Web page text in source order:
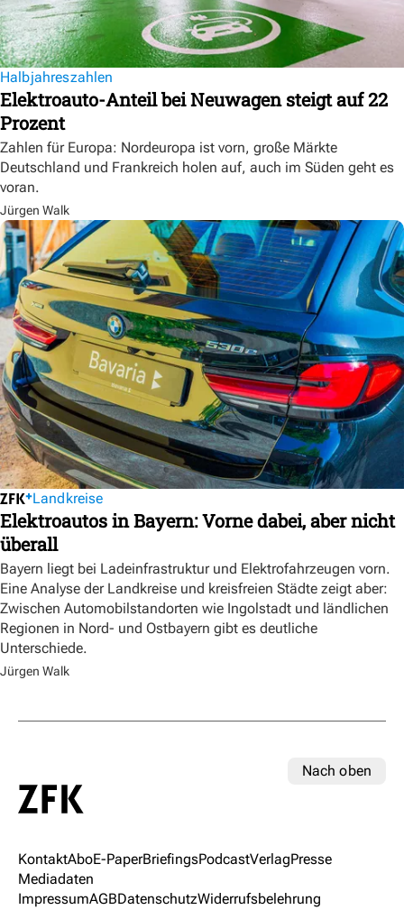
Halbjahreszahlen
Elektroauto-Anteil bei Neuwagen steigt auf 22
Prozent
Zahlen für Europa: Nordeuropa ist vorn, große Märkte
Deutschland und Frankreich holen auf, auch im Süden geht es
voran.
Jürgen Walk
Landkreise
Elektroautos in Bayern: Vorne dabei, aber nicht
überall
Bayern liegt bei Ladeinfrastruktur und Elektrofahrzeugen vorn.
Eine Analyse der Landkreise und kreisfreien Städte zeigt aber:
Zwischen Automobilstandorten wie Ingolstadt und ländlichen
Regionen in Nord- und Ostbayern gibt es deutliche
Unterschiede.
Jürgen Walk
Nach oben
KontaktAboE-PaperBriefingsPodcastVerlagPresse
Mediadaten
ImpressumAGBDatenschutzWiderrufsbelehrung